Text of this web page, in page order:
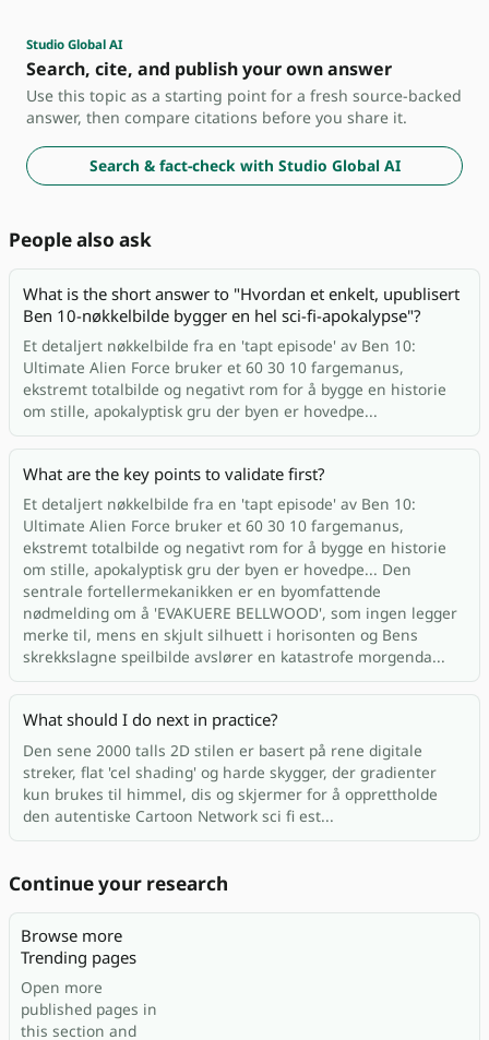
Studio Global AI
Search, cite, and publish your own answer
Use this topic as a starting point for a fresh source-backed
answer, then compare citations before you share it.
Search & fact-check with Studio Global AI
People also ask
What is the short answer to "Hvordan et enkelt, upublisert
Ben 10-nøkkelbilde bygger en hel sci-fi-apokalypse"?
Et detaljert nøkkelbilde fra en 'tapt episode' av Ben 10:
Ultimate Alien Force bruker et 60 30 10 fargemanus,
ekstremt totalbilde og negativt rom for å bygge en historie
om stille, apokalyptisk gru der byen er hovedpe...
What are the key points to validate first?
Et detaljert nøkkelbilde fra en 'tapt episode' av Ben 10:
Ultimate Alien Force bruker et 60 30 10 fargemanus,
ekstremt totalbilde og negativt rom for å bygge en historie
om stille, apokalyptisk gru der byen er hovedpe... Den
sentrale fortellermekanikken er en byomfattende
nødmelding om å 'EVAKUERE BELLWOOD', som ingen legger
merke til, mens en skjult silhuett i horisonten og Bens
skrekkslagne speilbilde avslører en katastrofe morgenda...
What should I do next in practice?
Den sene 2000 talls 2D stilen er basert på rene digitale
streker, flat 'cel shading' og harde skygger, der gradienter
kun brukes til himmel, dis og skjermer for å opprettholde
den autentiske Cartoon Network sci fi est...
Continue your research
Browse more
Trending pages
Open more
published pages in
this section and